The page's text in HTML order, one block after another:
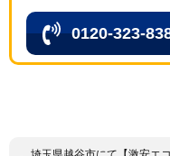
0120-323-